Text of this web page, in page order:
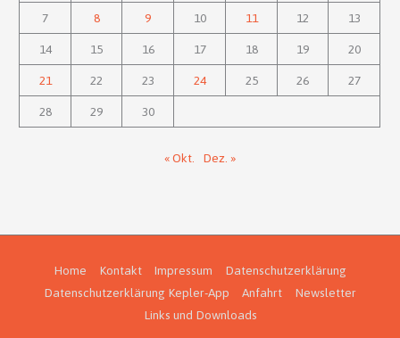
7 8 9 10 11 12 13
14 15 16 17 18 19 20
21 22 23 24 25 26 27
28 29 30
« Okt. Dez. »
Home Kontakt Impressum
Datenschutzerklärung
Datenschutzerklärung Kepler-App
Anfahrt
Newsletter
Links und Downloads